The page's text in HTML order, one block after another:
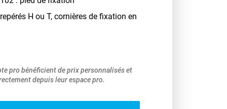
H ou T, cornières de fixation en
pro bénéficient de prix personnalisés et
depuis leur espace pro.